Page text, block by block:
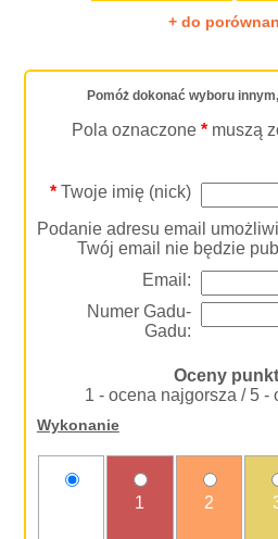
+ do
Pomóż dokonać wyboru
Pola oznaczone * muszą
*Twoje imię (nick)
Podanie adresu email
Twój email nie będzie
Email:
Numer Gadu-
Gadu:
Oceny
1 - ocena najgorsza / 5 -
Wykonanie
1 2